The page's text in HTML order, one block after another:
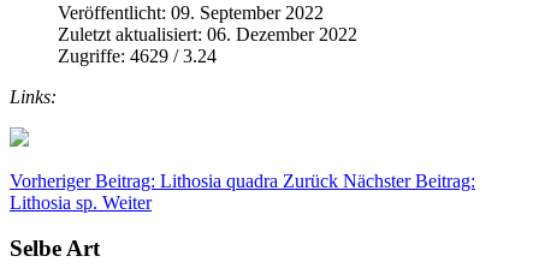
Veröffentlicht: 09. September 2022
Zuletzt aktualisiert: 06. Dezember 2022
Zugriffe: 4629 / 3.24
Links:
Vorheriger Beitrag: Lithosia quadra Zurück Nächster Beitrag:
Lithosia sp. Weiter
Selbe Art